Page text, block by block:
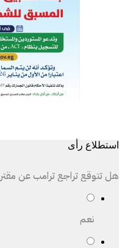
استطلاع رأى
هل تتوقع تراجع ترامب عن
نعم